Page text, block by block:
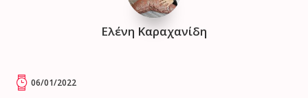
Ελένη Καραχανίδη
06/01/2022